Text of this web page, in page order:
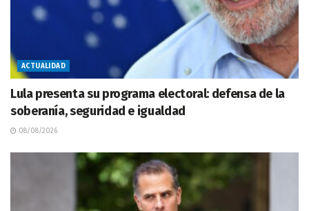
ACTUALIDAD
Lula presenta su programa electoral: defensa de la
soberanía, seguridad e igualdad
08/08/2026